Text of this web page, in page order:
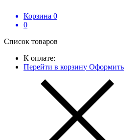
Корзина 0
0
Список товаров
К оплате:
Перейти в корзину Оформить